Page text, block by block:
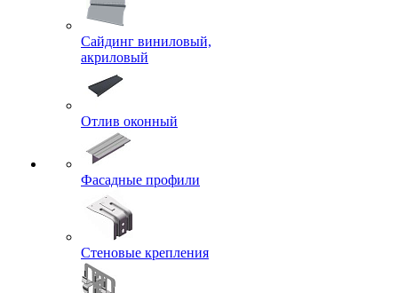
Сайдинг виниловый,
акриловый
Отлив оконный
Фасадные профили
Стеновые крепления